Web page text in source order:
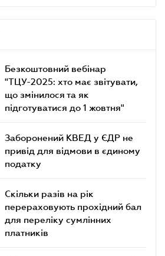
Безкоштовний вебінар
"ТЦУ-2025: хто має звітувати,
що змінилося та як
підготуватися до 1 жовтня"
Заборонений КВЕД у ЄДР не
привід для відмови в єдиному
податку
Скільки разів на рік
перераховують прохідний бал
для переліку сумлінних
платників